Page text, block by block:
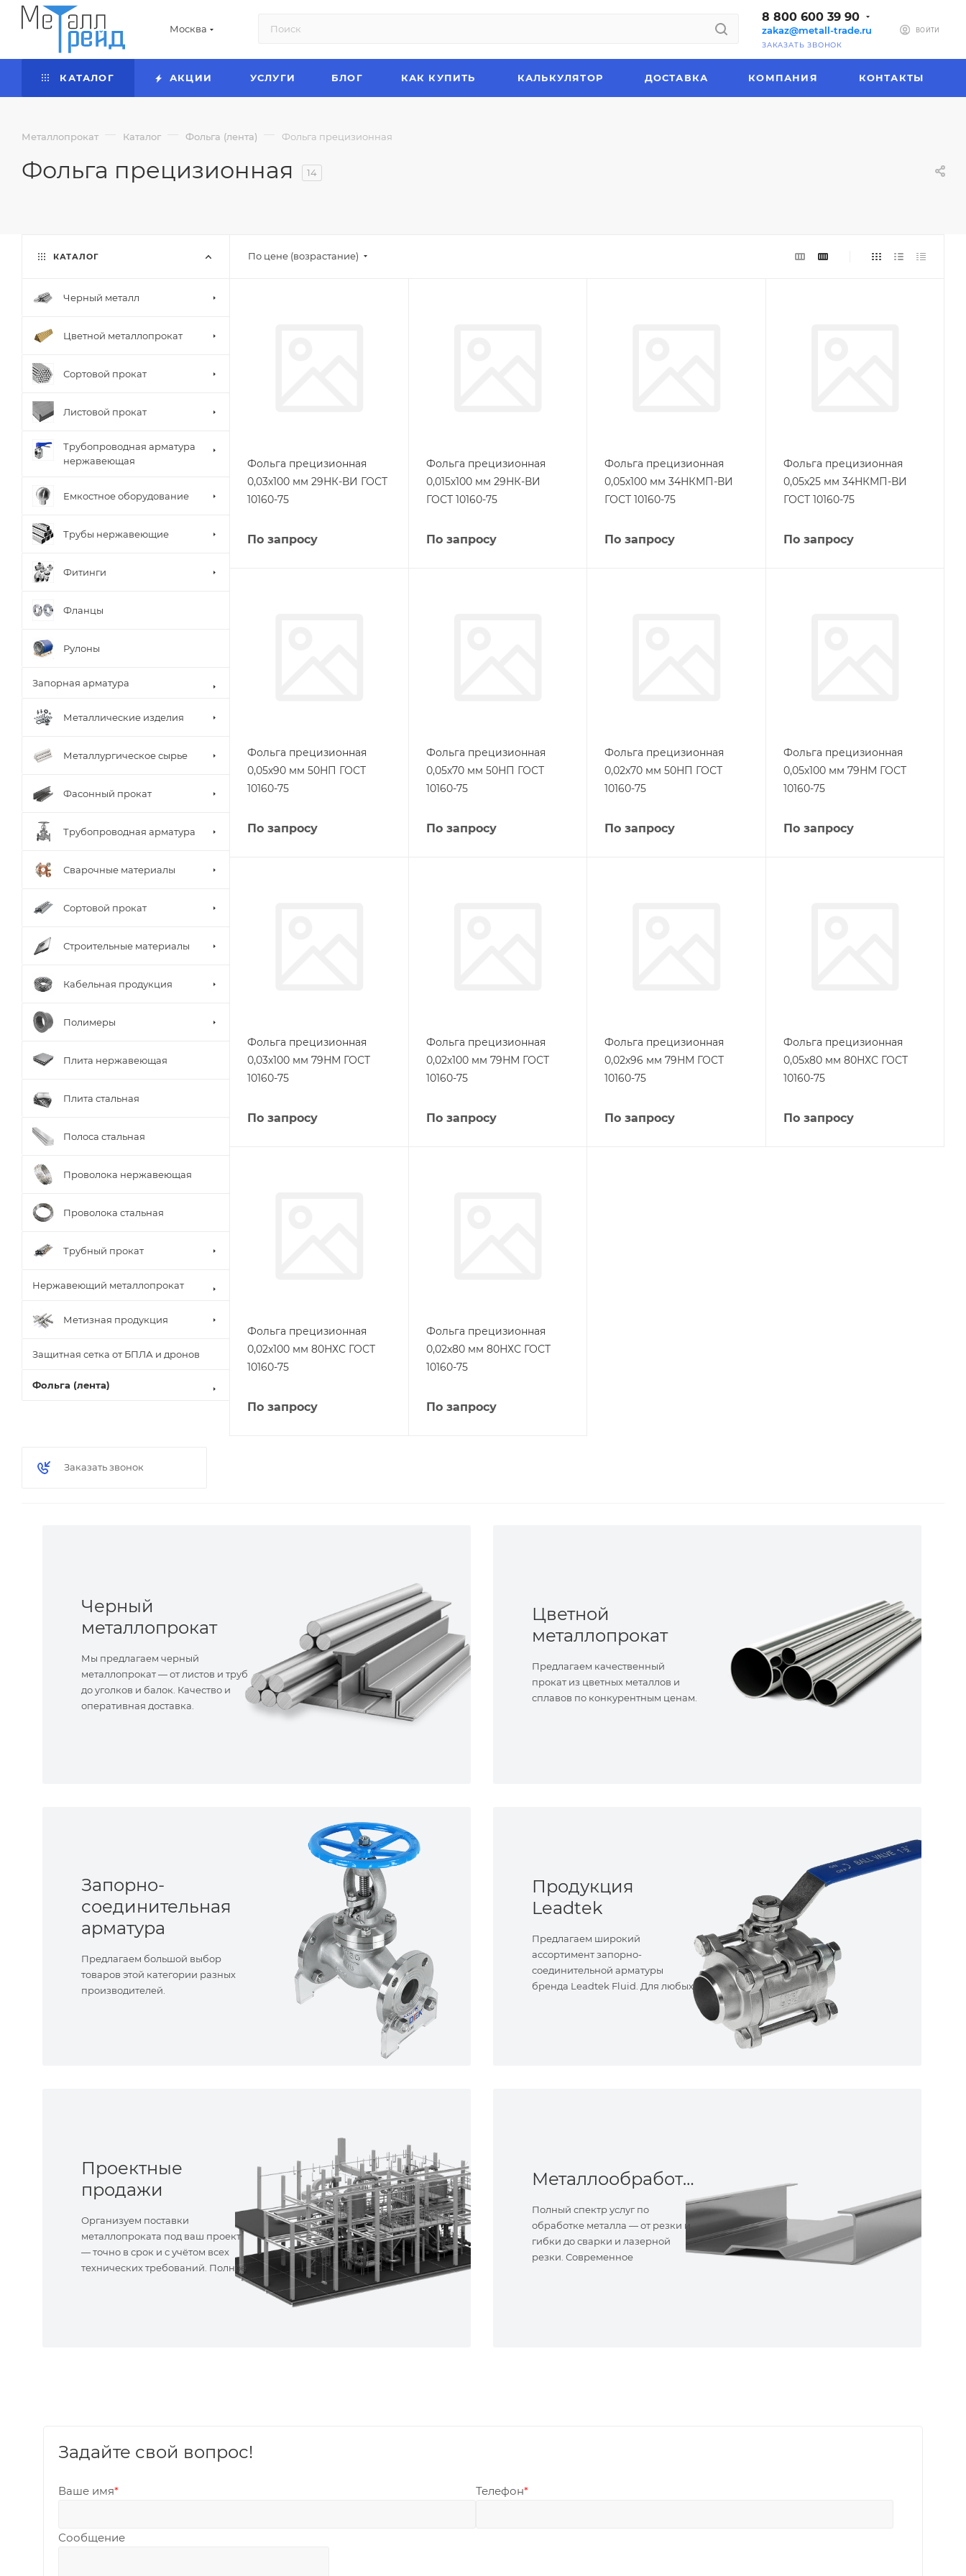
Москва
8 800 600 39 90
zakaz@metall-trade.ru
ЗАКАЗАТЬ ЗВОНОК
ВОЙТИ
КАТАЛОГ АКЦИИ УСЛУГИ БЛОГ КАК КУПИТЬ КАЛЬКУЛЯТОР ДОСТАВКА КОМПАНИЯ КОНТАКТЫ
Металлопрокат — Каталог — Фольга (лента) — Фольга прецизионная
Фольга прецизионная 14
По цене (возрастание)
Фольга прецизионная
0,03х100 мм 29НК-ВИ ГОСТ
10160-75
По запросу
Фольга прецизионная
0,015х100 мм 29НК-ВИ
ГОСТ 10160-75
По запросу
Фольга прецизионная
0,05х100 мм 34НКМП-ВИ
ГОСТ 10160-75
По запросу
Фольга прецизионная
0,05х25 мм 34НКМП-ВИ
ГОСТ 10160-75
По запросу
Фольга прецизионная
0,05х90 мм 50НП ГОСТ
10160-75
По запросу
Фольга прецизионная
0,05х70 мм 50НП ГОСТ
10160-75
По запросу
Фольга прецизионная
0,02х70 мм 50НП ГОСТ
10160-75
По запросу
Фольга прецизионная
0,05х100 мм 79НМ ГОСТ
10160-75
По запросу
Фольга прецизионная
0,03х100 мм 79НМ ГОСТ
10160-75
По запросу
Фольга прецизионная
0,02х100 мм 79НМ ГОСТ
10160-75
По запросу
Фольга прецизионная
0,02х96 мм 79НМ ГОСТ
10160-75
По запросу
Фольга прецизионная
0,05х80 мм 80НХС ГОСТ
10160-75
По запросу
Фольга прецизионная
0,02х100 мм 80НХС ГОСТ
10160-75
По запросу
Фольга прецизионная
0,02х80 мм 80НХС ГОСТ
10160-75
По запросу
КАТАЛОГ
Черный металл
Цветной металлопрокат
Сортовой прокат
Листовой прокат
Трубопроводная арматура
нержавеющая
Емкостное оборудование
Трубы нержавеющие
Фитинги
Фланцы
Рулоны
Запорная арматура
Металлические изделия
Металлургическое сырье
Фасонный прокат
Трубопроводная арматура
Сварочные материалы
Сортовой прокат
Строительные материалы
Кабельная продукция
Полимеры
Плита нержавеющая
Плита стальная
Полоса стальная
Проволока нержавеющая
Проволока стальная
Трубный прокат
Нержавеющий металлопрокат
Метизная продукция
Защитная сетка от БПЛА и дронов
Фольга (лента)
Заказать звонок
Черный
металлопрокат
Мы предлагаем черный
металлопрокат — от листов и труб
до уголков и балок. Качество и
оперативная доставка.
Цветной
металлопрокат
Предлагаем качественный
прокат из цветных металлов и
сплавов по конкурентным ценам.
Запорно-
соединительная
арматура
Предлагаем большой выбор
товаров этой категории разных
производителей.
Продукция
Leadtek
Предлагаем широкий
ассортимент запорно-
соединительной арматуры
бренда Leadtek Fluid. Для любых
Проектные
продажи
Организуем поставки
металлопроката под ваш проект
— точно в срок и с учётом всех
технических требований. Полное
Металлообработка
Полный спектр услуг по
обработке металла — от резки и
гибки до сварки и лазерной
резки. Современное
Задайте свой вопрос!
Ваше имя* Телефон*
Сообщение